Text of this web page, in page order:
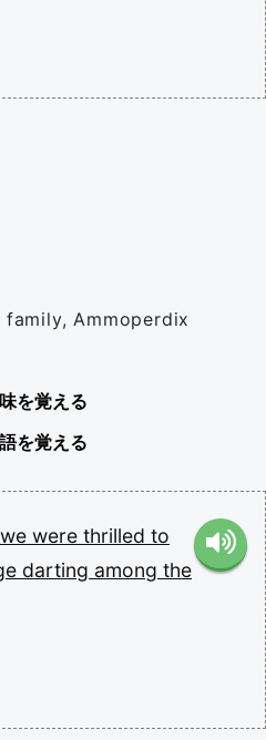
Ammoperdix
を覚える
を覚える
we were thrilled to
darting among the